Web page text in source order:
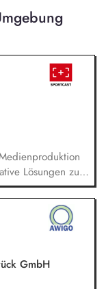
Lösungen zur
liegt auf der
TV-
emissionsfreien
interner und
GmbH